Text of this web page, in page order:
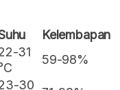
Kelembapan
31
59-98%
30